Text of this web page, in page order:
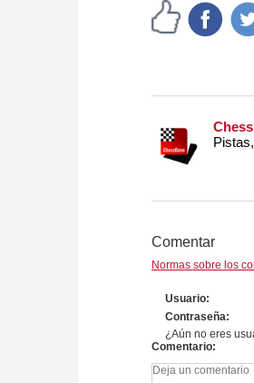
Comentar
Normas sobre los
Usuario
Contraseña
¿Aún no eres
Comentario